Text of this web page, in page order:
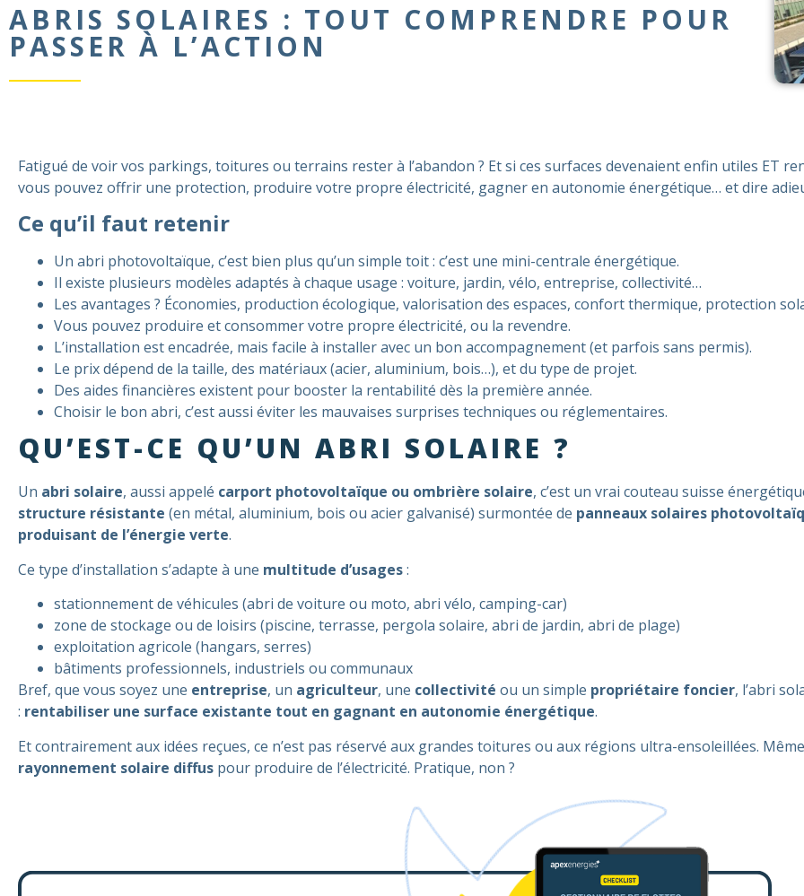
ABRIS SOLAIRES : TOUT COMPRENDRE POUR
PASSER À L’ACTION
Fatigué de voir vos parkings, toitures ou terrains rester à l’abandon ? Et si ces surfaces devenaient enfin utiles ET
vous pouvez offrir une protection, produire votre propre électricité, gagner en autonomie énergétique… et dire
Ce qu’il faut retenir
Un abri photovoltaïque, c’est bien plus qu’un simple toit : c’est une mini-centrale énergétique.
Il existe plusieurs modèles adaptés à chaque usage : voiture, jardin, vélo, entreprise, collectivité…
Les avantages ? Économies, production écologique, valorisation des espaces, confort thermique, protection
Vous pouvez produire et consommer votre propre électricité, ou la revendre.
L’installation est encadrée, mais facile à installer avec un bon accompagnement (et parfois sans permis).
Le prix dépend de la taille, des matériaux (acier, aluminium, bois…), et du type de projet.
Des aides financières existent pour booster la rentabilité dès la première année.
Choisir le bon abri, c’est aussi éviter les mauvaises surprises techniques ou réglementaires.
QU’EST-CE QU’UN ABRI SOLAIRE ?
Un abri solaire, aussi appelé carport photovoltaïque ou ombrière solaire, c’est un vrai couteau suisse
structure résistante (en métal, aluminium, bois ou acier galvanisé) surmontée de panneaux solaires
produisant de l’énergie verte.
Ce type d’installation s’adapte à une multitude d’usages:
stationnement de véhicules (abri de voiture ou moto, abri vélo, camping-car)
zone de stockage ou de loisirs (piscine, terrasse, pergola solaire, abri de jardin, abri de plage)
exploitation agricole (hangars, serres)
bâtiments professionnels, industriels ou communaux
Bref, que vous soyez une entreprise, un agriculteur, une collectivité ou un simple propriétaire foncier, l’abri
: rentabiliser une surface existante tout en gagnant en autonomie énergétique.
Et contrairement aux idées reçues, ce n’est pas réservé aux grandes toitures ou aux régions ultra-ensoleillées.
rayonnement solaire diffus pour produire de l’électricité. Pratique, non ?